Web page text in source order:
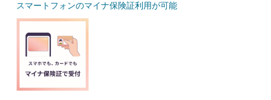
スマートフォンのマイナ保険証利用が可能